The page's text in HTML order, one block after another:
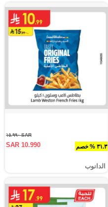
٣١.٣ % خصم
SAR ١٥.٩٩٠
SAR 10.990
الدانوب